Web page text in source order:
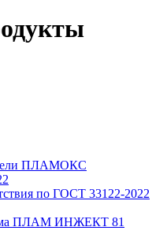
ПЛАМОКС
по ГОСТ 33122-2022
ПЛАМ ИНЖЕКТ 81